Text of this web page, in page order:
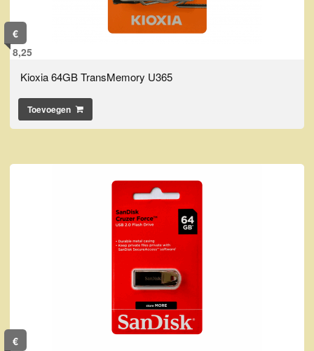
€
8,25
Kioxia 64GB TransMemory U365
Toevoegen
€